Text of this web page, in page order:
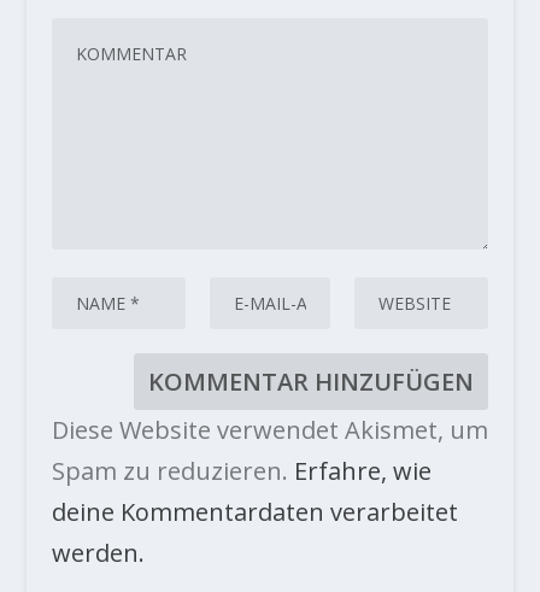
Diese Website verwendet Akismet, um
Spam zu reduzieren. Erfahre, wie
deine Kommentardaten verarbeitet
werden.